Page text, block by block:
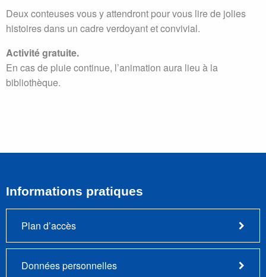
Deux conteuses vous y attendront pour vous lire de jolies
histoires dans un cadre verdoyant et convivial.
Activité gratuite.
En cas de pluie continue, l’animation aura lieu à la
bibliothèque.
Informations pratiques
Plan d’accès
Données personnelles